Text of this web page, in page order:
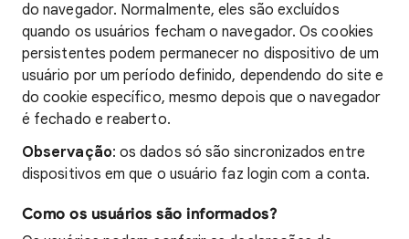
do navegador. Normalmente, eles são excluídos
quando os usuários fecham o navegador. Os cookies
persistentes podem permanecer no dispositivo de um
usuário por um período definido, dependendo do site e
do cookie específico, mesmo depois que o navegador
é fechado e reaberto.
Observação: os dados só são sincronizados entre
dispositivos em que o usuário faz login com a conta.
Como os usuários são informados?